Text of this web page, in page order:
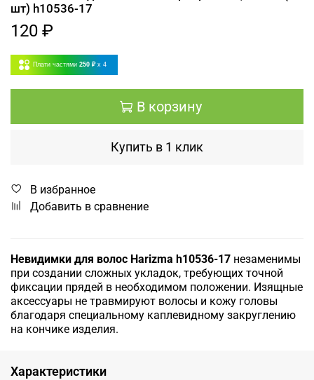
шт) h10536-17
120 ₽
Плати частями 250 ₽ x 4
В корзину
Купить в 1 клик
В избранное
Добавить в сравнение
Невидимки для волос Harizma h10536-17 незаменимы
при создании сложных укладок, требующих точной
фиксации прядей в необходимом положении. Изящные
аксессуары не травмируют волосы и кожу головы
благодаря специальному каплевидному закруглению
на кончике изделия.
Характеристики